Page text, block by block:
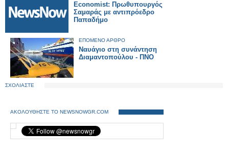
Economist: Πρωθυπουργός
Σαμαράς με αντιπρόεδρο
Παπαδήμο
ΕΠΟΜΕΝΟ ΑΡΘΡΟ
Ναυάγιο στη συνάντηση
Διαμαντοπούλου - ΠΝΟ
ΣΧΟΛΙΑΣΤΕ
ΑΚΟΛΟΥΘΗΣΤΕ ΤΟ NEWSNOWGR.COM